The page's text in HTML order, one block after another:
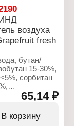
воздуха
fresh
бутан/
15-30%,
сорбитан
натрия <5%.
65,14 ₽
В корзину